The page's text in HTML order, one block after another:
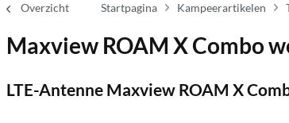
Overzicht Startpagina Kampeerartikelen
Maxview ROAM X Combo
LTE-Antenne Maxview ROAM X